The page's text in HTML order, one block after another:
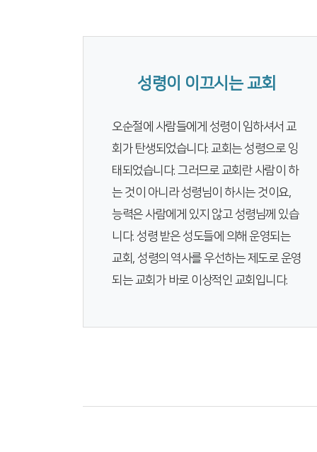
성령이 이끄시는 교회
오순절에 사람들에게 성령이 임하셔서 교
회가 탄생되었습니다. 교회는 성령으로 잉
태되었습니다. 그러므로 교회란 사람이 하
는 것이 아니라 성령님이 하시는 것이요,
능력은 사람에게 있지 않고 성령님께 있습
니다. 성령 받은 성도들에 의해 운영되는
교회, 성령의 역사를 우선하는 제도로 운영
되는 교회가 바로 이상적인 교회입니다.